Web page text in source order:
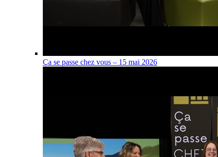
Ça se passe chez vous – 15 mai 2026